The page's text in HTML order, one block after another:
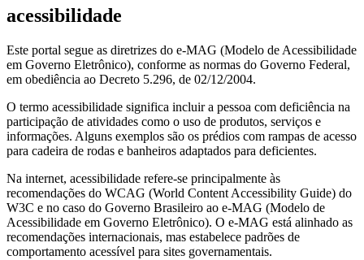
acessibilidade
Este portal segue as diretrizes do e-MAG (Modelo de Acessibilidade
em Governo Eletrônico), conforme as normas do Governo Federal,
em obediência ao Decreto 5.296, de 02/12/2004.
O termo acessibilidade significa incluir a pessoa com deficiência na
participação de atividades como o uso de produtos, serviços e
informações. Alguns exemplos são os prédios com rampas de acesso
para cadeira de rodas e banheiros adaptados para deficientes.
Na internet, acessibilidade refere-se principalmente às
recomendações do WCAG (World Content Accessibility Guide) do
W3C e no caso do Governo Brasileiro ao e-MAG (Modelo de
Acessibilidade em Governo Eletrônico). O e-MAG está alinhado as
recomendações internacionais, mas estabelece padrões de
comportamento acessível para sites governamentais.